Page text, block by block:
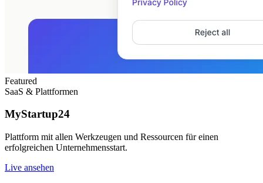
Featured
SaaS & Plattformen
MyStartup24
Plattform mit allen Werkzeugen und Ressourcen für einen
erfolgreichen Unternehmensstart.
Live ansehen